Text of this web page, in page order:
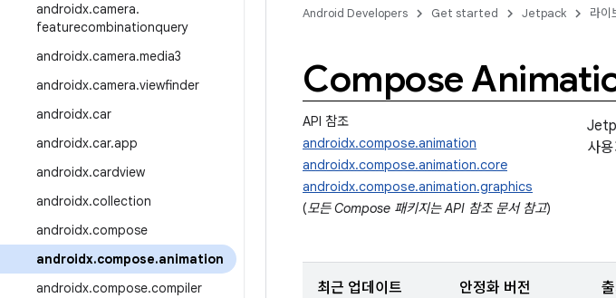
androidx.camera.
featurecombinationquery
androidx.camera.media3
androidx.camera.viewfinder
androidx.car
androidx.car.app
androidx.cardview
androidx.collection
androidx.compose
androidx.compose.animation
androidx.compose.compiler
Android Developers Get started Jetpack 라이
Compose
API 참조
androidx.compose.animation
androidx.compose.animation.core
androidx.compose.animation.graphics
(모든 Compose 패키지는 API 참조 문서 참고)
사
최근 업데이트 안정화 버전